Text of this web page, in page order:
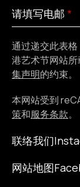
请
填
写
电
邮
此为必填栏位
请填写电邮
通过递交此表
港艺术节网站所
集声明的约束。
本网站受到
策和服务条款。
联络我们
网站地图